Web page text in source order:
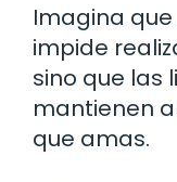
Imagina
impide
sino que las
mantienen
que amas.